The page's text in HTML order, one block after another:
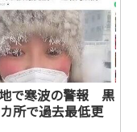
で寒波の警報 黒
所で過去最低更